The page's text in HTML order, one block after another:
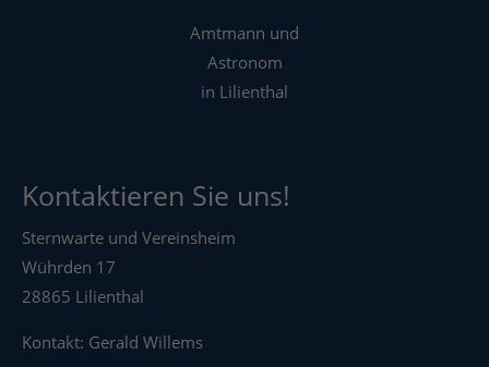
Amtmann und
Astronom
in Lilienthal
Kontaktieren Sie uns!
Sternwarte und Vereinsheim
Wührden 17
28865 Lilienthal
Kontakt: Gerald Willems